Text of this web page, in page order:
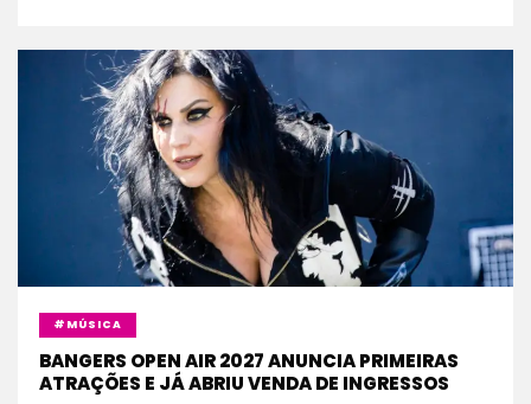
#MÚSICA
BANGERS OPEN AIR 2027 ANUNCIA PRIMEIRAS
ATRAÇÕES E JÁ ABRIU VENDA DE INGRESSOS